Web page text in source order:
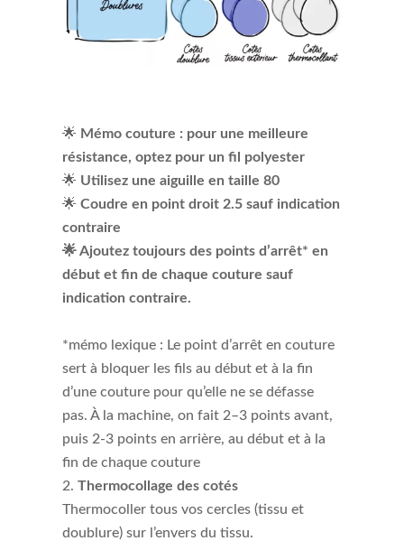
🌟 Mémo couture : pour une meilleure
résistance, optez pour un fil polyester
🌟 Utilisez une aiguille en taille 80
🌟 Coudre en point droit 2.5 sauf indication
contraire
🌟 Ajoutez toujours des points d’arrêt* en
début et fin de chaque couture sauf
indication contraire.
*mémo lexique : Le point d’arrêt en couture
sert à bloquer les fils au début et à la fin
d’une couture pour qu’elle ne se défasse
pas. À la machine, on fait 2–3 points avant,
puis 2-3 points en arrière, au début et à la
fin de chaque couture
Thermocollage des cotés
Thermocoller tous vos cercles (tissu et
doublure) sur l’envers du tissu.